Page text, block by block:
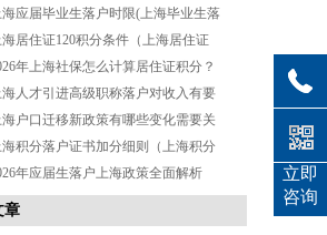
中招了吗
应届毕业生落户时限(上海毕业生落
限)
居住证120积分条件（上海居住证
积分条件是什么）
年上海社保怎么计算居住证积分？
海社保居住证积分标准）
人才引进高级职称落户对收入有要
户口迁移新政策有哪些变化需要关
积分落户证书加分细则（上海积分
政策打分表）
年应届生落户上海政策全面解析
章
立即
咨询